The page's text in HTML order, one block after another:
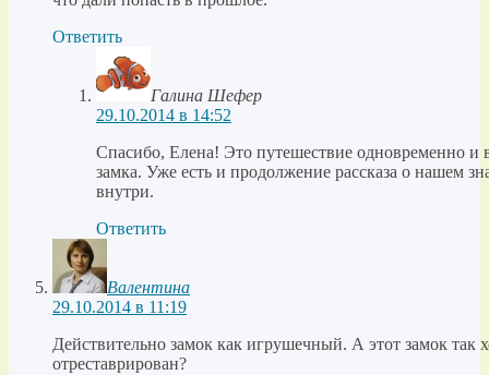
Ответить
Галина Шефер
29.10.2014 в 14:52
Спасибо, Елена! Это путешествие одновременно и
замка. Уже есть и продолжение рассказа о нашем
внутри.
Ответить
Валентина
29.10.2014 в 11:19
Действительно замок как игрушечный. А этот замок так
отреставрирован?